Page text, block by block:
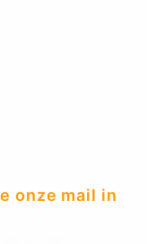
onze mail in